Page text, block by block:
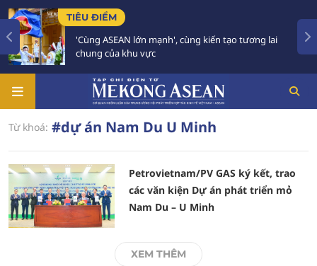
TIÊU ĐIỂM
'Cùng ASEAN lớn mạnh', cùng kiến tạo tương lai
chung của khu vực
Từ khoá: #dự án Nam Du U Minh
Petrovietnam/PV GAS ký kết, trao
các văn kiện Dự án phát triển mỏ
Nam Du – U Minh
XEM THÊM